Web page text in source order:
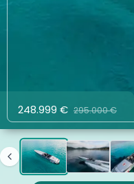
248.999 € 295.000 €